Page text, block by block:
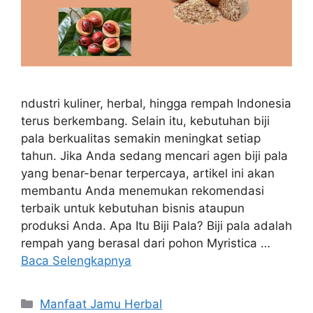
ndustri kuliner, herbal, hingga rempah Indonesia
terus berkembang. Selain itu, kebutuhan biji
pala berkualitas semakin meningkat setiap
tahun. Jika Anda sedang mencari agen biji pala
yang benar-benar terpercaya, artikel ini akan
membantu Anda menemukan rekomendasi
terbaik untuk kebutuhan bisnis ataupun
produksi Anda. Apa Itu Biji Pala? Biji pala adalah
rempah yang berasal dari pohon Myristica …
Baca Selengkapnya
Kategori
Manfaat Jamu Herbal